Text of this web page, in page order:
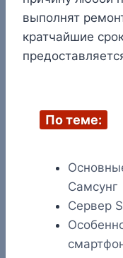
выполнят
кратчайшие
По теме:
Самсунг
Сервер